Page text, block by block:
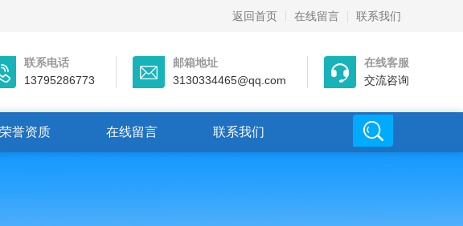
返回首页 在线留言 联系我们
联系电话
13795286773
邮箱地址
3130334465@qq.com
在线客服
交流咨询
荣誉资质 在线留言 联系我们